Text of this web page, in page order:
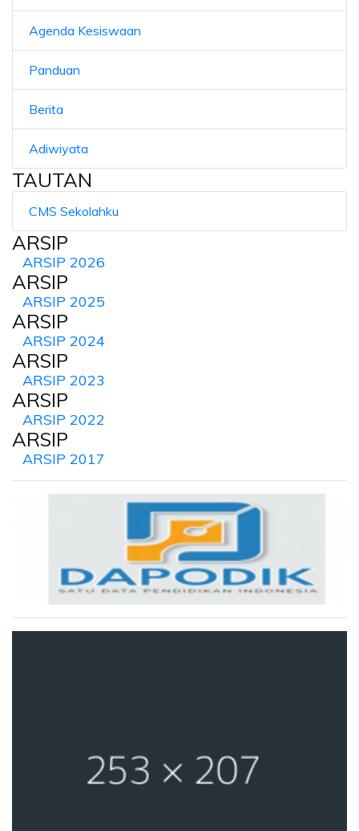
Agenda Kesiswaan
Panduan
Berita
Adiwiyata
TAUTAN
CMS Sekolahku
ARSIP
ARSIP 2026
ARSIP
ARSIP 2025
ARSIP
ARSIP 2024
ARSIP
ARSIP 2023
ARSIP
ARSIP 2022
ARSIP
ARSIP 2017